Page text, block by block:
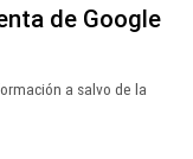
de Google
a salvo de la